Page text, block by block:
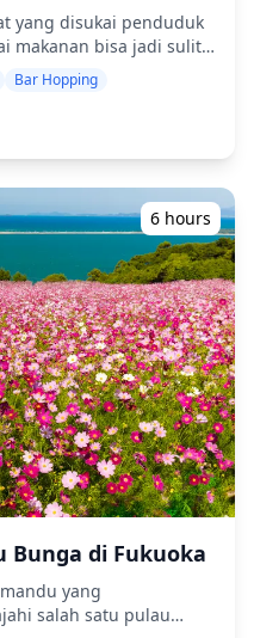
yang disukai penduduk
makanan bisa jadi sulit,
ditemani pemandu
lokal di kedai
waktu yang lebih
waktu yang Anda
20.00, berdasarkan
Seorang pemandu
Jepang akan
di pusat kota,
dan turis. 2. Area
terkenal dengan kedai
Terkenal dengan
Anda inginkan saat
atau makanan, dan
untuk Anda! 🍜
dunia kuliner
yang sempurna. 🩷 ・
Anda akan
dengan pemandu yang
yang lancar
telah menginstal
Bar Hopping
6 hours
Bunga di Fukuoka
yang
salah satu pulau